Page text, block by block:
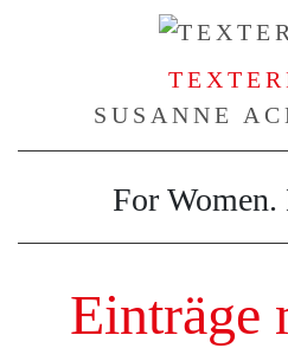
SUSANNE
For
Einträge